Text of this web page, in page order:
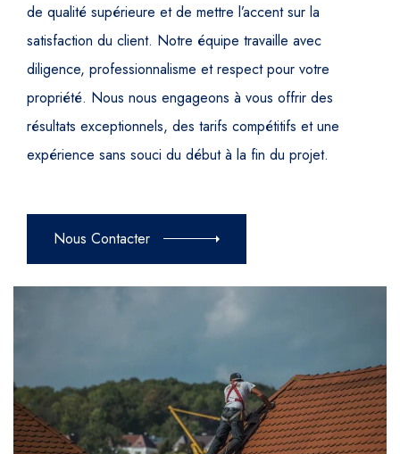
de qualité supérieure et de mettre l’accent sur la
satisfaction du client. Notre équipe travaille avec
diligence, professionnalisme et respect pour votre
propriété. Nous nous engageons à vous offrir des
résultats exceptionnels, des tarifs compétitifs et une
expérience sans souci du début à la fin du projet.
Nous Contacter